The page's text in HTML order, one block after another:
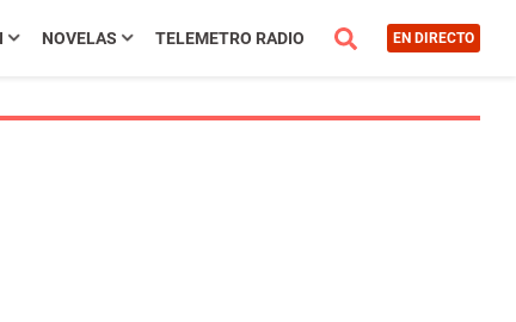
NOVELAS TELEMETRO RADIO EN DIRECTO